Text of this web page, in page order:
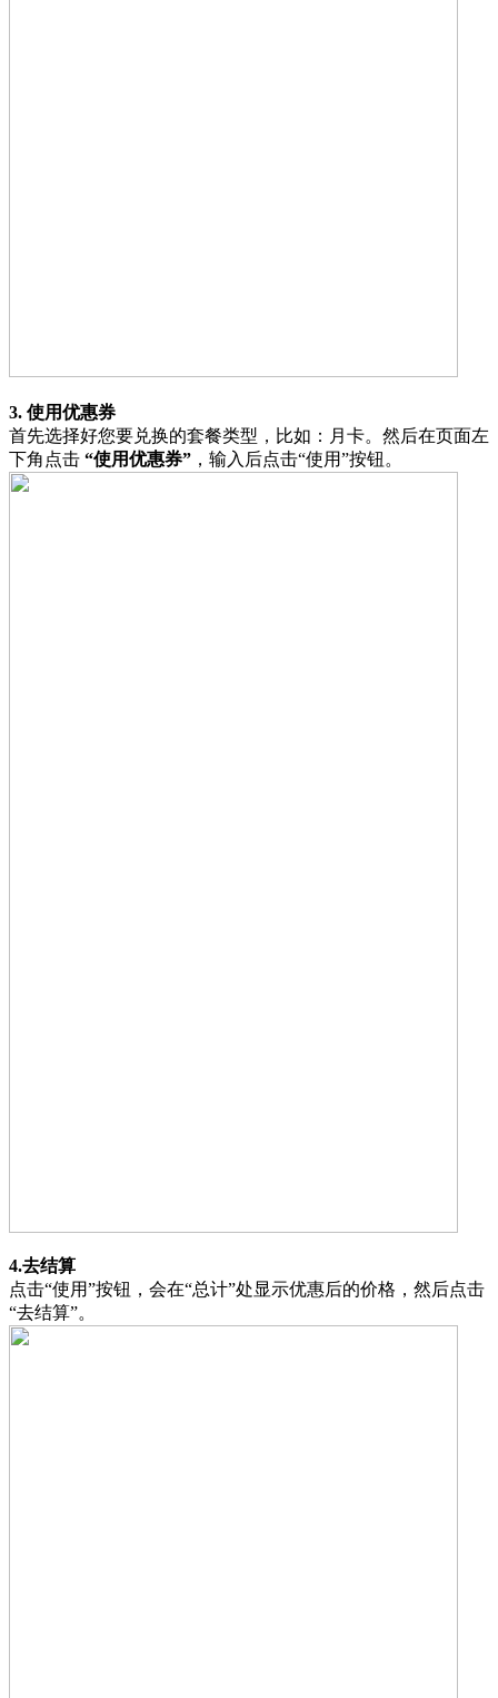
3. 使用优惠券
首先选择好您要兑换的套餐类型，比如：月卡。然后在页面左
下角点击 “使用优惠券” ，输入后点击“使用”按钮。
4.去结算
点击“使用”按钮，会在“总计”处显示优惠后的价格，然后点击
“去结算”。